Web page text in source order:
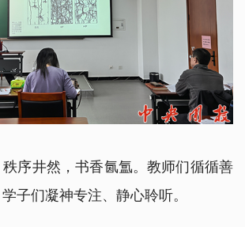
井然，书香氤氲。教师们循循善
子们凝神专注、静心聆听。